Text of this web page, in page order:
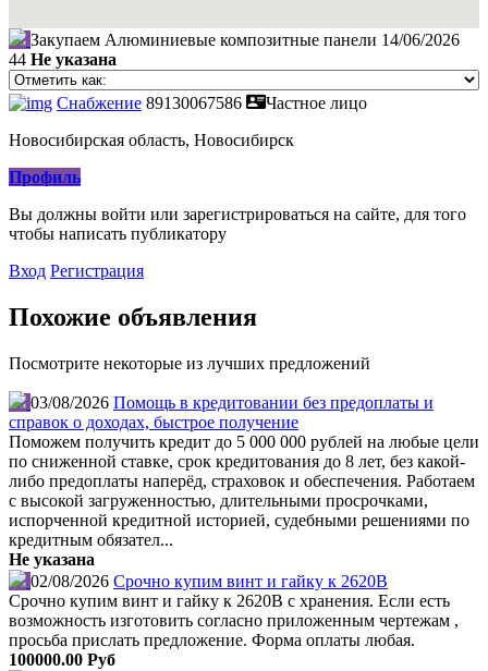
Закупаем Алюминиевые композитные панели 14/06/2026
44 Не указана
Снабжение 89130067586
Частное лицо
Новосибирская область, Новосибирск
Профиль
Вы должны войти или зарегистрироваться на сайте, для того
чтобы написать публикатору
Вход Регистрация
Похожие объявления
Посмотрите некоторые из лучших предложений
03/08/2026 Помощь в кредитовании без предоплаты и
справок о доходах, быстрое получение
Поможем получить кредит до 5 000 000 рублей на любые цели
по сниженной ставке, срок кредитования до 8 лет, без какой-
либо предоплаты наперёд, страховок и обеспечения. Работаем
с высокой загруженностью, длительными просрочками,
испорченной кредитной историей, судебными решениями по
кредитным обязател...
Не указана
02/08/2026 Срочно купим винт и гайку к 2620В
Срочно купим винт и гайку к 2620В с хранения. Если есть
возможность изготовить согласно приложенным чертежам ,
просьба прислать предложение. Форма оплаты любая.
100000.00 Руб